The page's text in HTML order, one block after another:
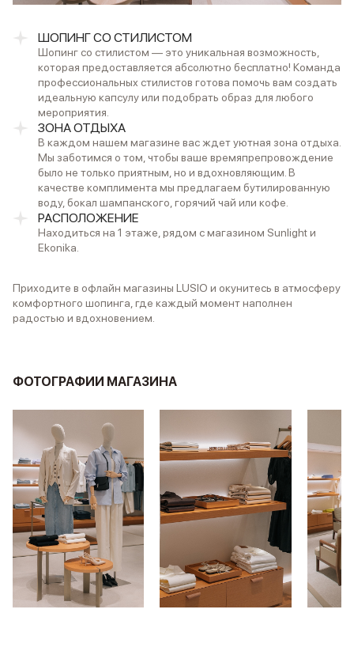
ШОПИНГ СО СТИЛИСТОМ
Шопинг со стилистом — это уникальная возможность,
которая предоставляется абсолютно бесплатно! Команда
профессиональных стилистов готова помочь вам создать
идеальную капсулу или подобрать образ для любого
мероприятия.
ЗОНА ОТДЫХА
В каждом нашем магазине вас ждет уютная зона отдыха.
Мы заботимся о том, чтобы ваше времяпрепровождение
было не только приятным, но и вдохновляющим. В
качестве комплимента мы предлагаем бутилированную
воду, бокал шампанского, горячий чай или кофе.
РАСПОЛОЖЕНИЕ
Находиться на 1 этаже, рядом с магазином Sunlight и
Ekonika.
Приходите в офлайн магазины LUSIO и окунитесь в атмосферу
комфортного шопинга, где каждый момент наполнен
радостью и вдохновением.
ФОТОГРАФИИ МАГАЗИНА